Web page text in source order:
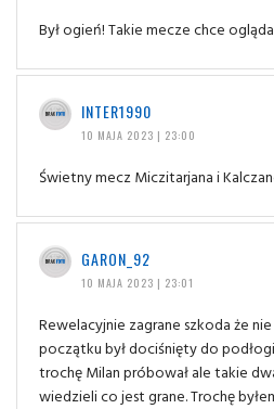
Był ogień! Takie mecze chce
INTER1990
10 MAJA 2023 | 23:00
Świetny mecz Miczitarjana i
GARON_92
10 MAJA 2023 | 23:01
Rewelacyjnie zagrane szkoda że
początku był dociśnięty do
trochę Milan próbował ale takie
wiedzieli co jest grane. Trochę